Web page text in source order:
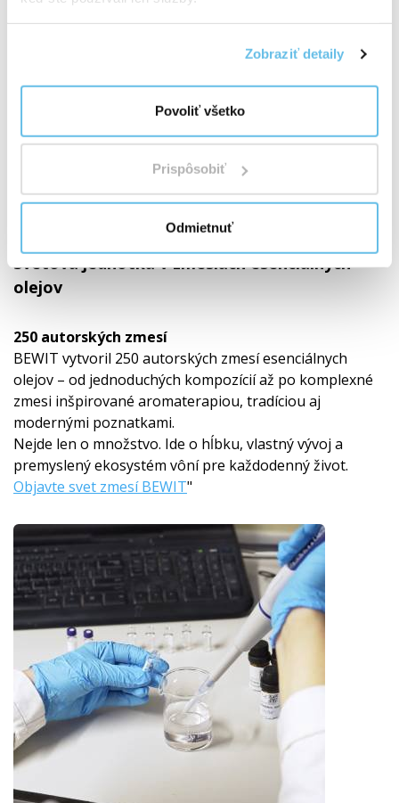
Zobraziť detaily
Povoliť všetko
Prispôsobiť
Odmietnuť
Svetová jednotka v zmesiach esenciálnych
olejov
250 autorských zmesí
BEWIT vytvoril 250 autorských zmesí esenciálnych
olejov – od jednoduchých kompozícií až po komplexné
zmesi inšpirované aromaterapiou, tradíciou aj
modernými poznatkami.
Nejde len o množstvo. Ide o hĺbku, vlastný vývoj a
premyslený ekosystém vôní pre každodenný život.
Objavte svet zmesí BEWIT"